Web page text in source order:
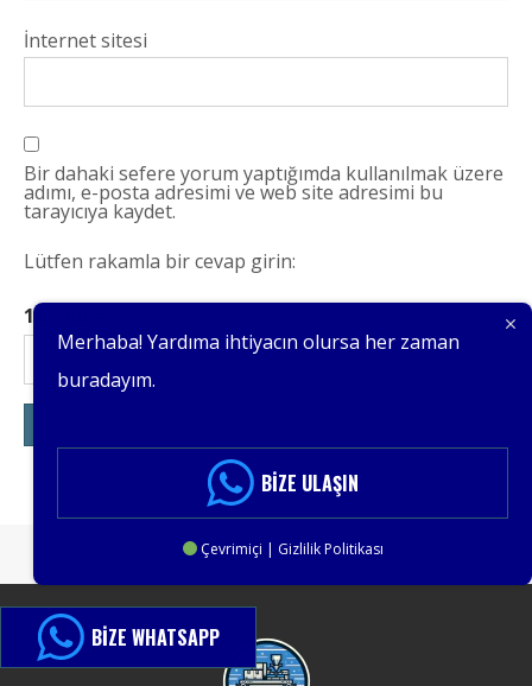
İnternet sitesi
Bir dahaki sefere yorum yaptığımda kullanılmak üzere
adımı, e-posta adresimi ve web site adresimi bu
tarayıcıya kaydet.
Lütfen rakamla bir cevap girin:
12 − iki =
Merhaba! Yardıma ihtiyacın olursa her zaman
buradayım.
BIZE ULAŞIN
Çevrimiçi | Gizlilik Politikası
BIZE WHATSAPP